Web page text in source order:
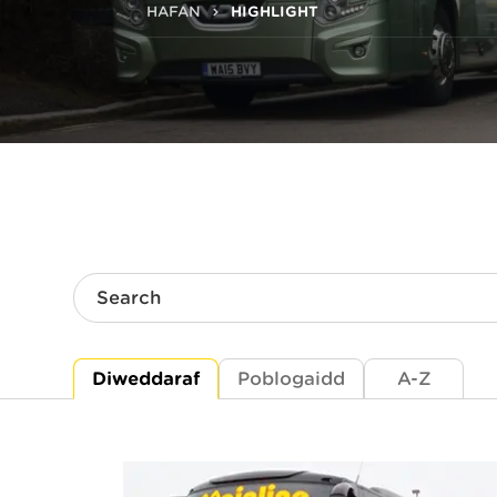
HAFAN HIGHLIGHT
Search
Diweddaraf Poblogaidd A-Z